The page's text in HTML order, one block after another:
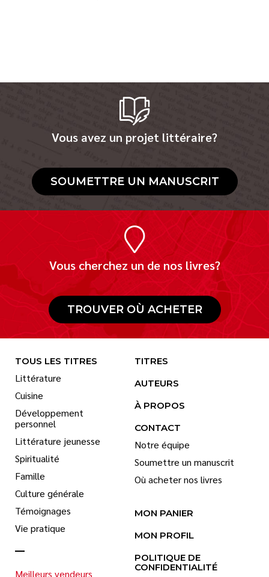
Vous avez un projet littéraire?
SOUMETTRE UN MANUSCRIT
Vous cherchez un de nos livres?
TROUVER OÙ ACHETER
TOUS LES TITRES
Littérature
Cuisine
Développement
personnel
Littérature jeunesse
Spiritualité
Famille
Culture générale
Témoignages
Vie pratique
Meilleurs vendeurs
TITRES
AUTEURS
À PROPOS
CONTACT
Notre équipe
Soumettre un manuscrit
Où acheter nos livres
MON PANIER
MON PROFIL
POLITIQUE DE
CONFIDENTIALITÉ